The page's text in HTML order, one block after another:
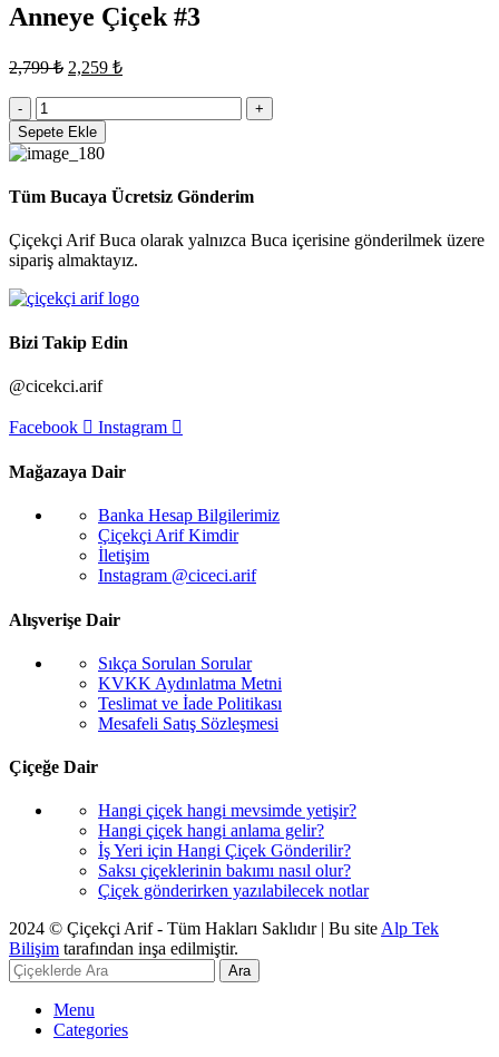
Anneye Çiçek #3
2,799₺ Orijinal
2,259 ₺Şu
fiyat:
2,259 ₺.
Anneye
Çiçek
#3
adet
Sepete Ekle
Tüm Bucaya Ücretsiz Gönderim
Çiçekçi Arif Buca olarak yalnızca Buca içerisine gönderilmek üzere
sipariş almaktayız.
Bizi Takip Edin
@cicekci.arif
Facebook Instagram
Mağazaya Dair
Banka Hesap Bilgilerimiz
Çiçekçi Arif Kimdir
İletişim
Instagram @ciceci.arif
Alışverişe Dair
Sıkça Sorulan Sorular
KVKK Aydınlatma Metni
Teslimat ve İade Politikası
Mesafeli Satış Sözleşmesi
Çiçeğe Dair
Hangi çiçek hangi mevsimde yetişir?
Hangi çiçek hangi anlama gelir?
İş Yeri için Hangi Çiçek Gönderilir?
Saksı çiçeklerinin bakımı nasıl olur?
Çiçek gönderirken yazılabilecek notlar
2024 © Çiçekçi Arif - Tüm Hakları Saklıdır | Bu siteAlp Tek
Bilişim tarafından inşa edilmiştir.
Ara
Menu
Categories